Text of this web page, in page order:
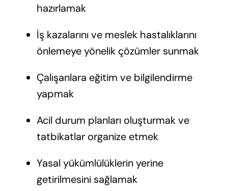
hazırlamak
İş kazalarını ve meslek hastalıklarını
önlemeye yönelik çözümler sunmak
Çalışanlara eğitim ve bilgilendirme
yapmak
Acil durum planları oluşturmak ve
tatbikatlar organize etmek
Yasal yükümlülüklerin yerine
getirilmesini sağlamak